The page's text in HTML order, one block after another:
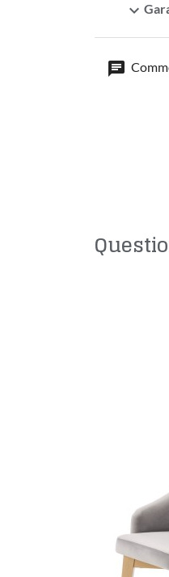
expand_more